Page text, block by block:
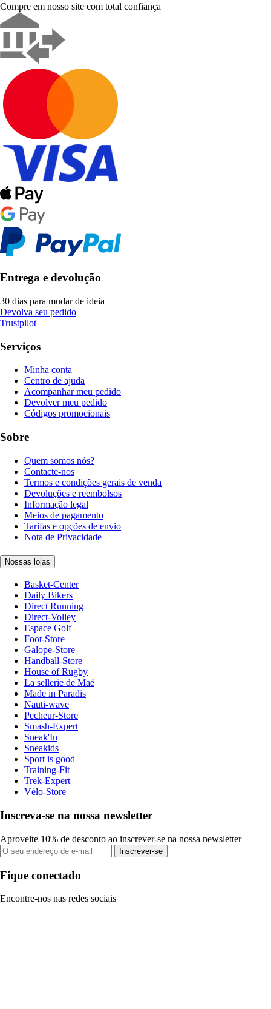
Compre em nosso site com total confiança
Entrega e devolução
30 dias para mudar de ideia
Devolva seu pedido
Trustpilot
Serviços
Minha conta
Centro de ajuda
Acompanhar meu pedido
Devolver meu pedido
Códigos promocionais
Sobre
Quem somos nós?
Contacte-nos
Termos e condições gerais de venda
Devoluções e reembolsos
Informação legal
Meios de pagamento
Tarifas e opções de envio
Nota de Privacidade
Nossas lojas
Basket-Center
Daily Bikers
Direct Running
Direct-Volley
Espace Golf
Foot-Store
Galope-Store
Handball-Store
House of Rugby
La sellerie de Maé
Made in Paradis
Nauti-wave
Pecheur-Store
Smash-Expert
Sneak'In
Sneakids
Sport is good
Training-Fit
Trek-Expert
Vélo-Store
Inscreva-se na nossa newsletter
Aproveite 10% de desconto ao inscrever-se na nossa newsletter
Inscrever-se
Fique conectado
Encontre-nos nas redes sociais